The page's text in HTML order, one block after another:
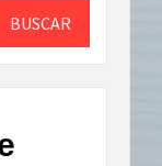
BUSCAR